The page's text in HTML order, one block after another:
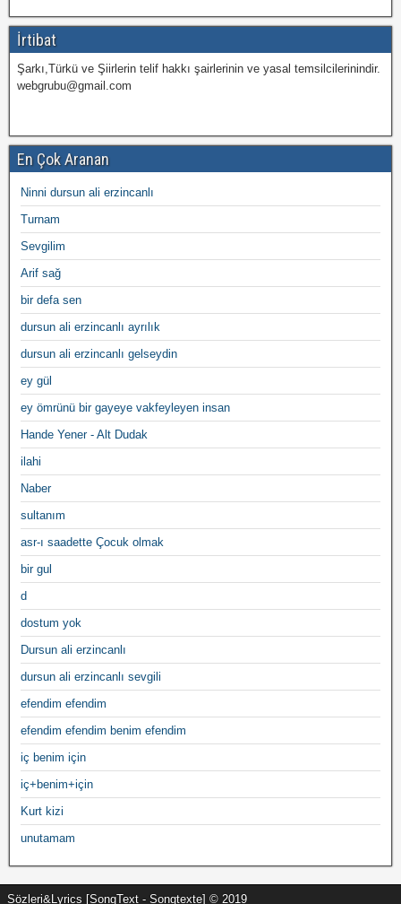
İrtibat
Şarkı,Türkü ve Şiirlerin telif hakkı şairlerinin ve yasal temsilcilerinindir.
webgrubu@gmail.com
En Çok Aranan
Ninni dursun ali erzincanlı
Turnam
Sevgilim
Arif sağ
bir defa sen
dursun ali erzincanlı ayrılık
dursun ali erzincanlı gelseydin
ey gül
ey ömrünü bir gayeye vakfeyleyen insan
Hande Yener - Alt Dudak
ilahi
Naber
sultanım
asr-ı saadette Çocuk olmak
bir gul
d
dostum yok
Dursun ali erzincanlı
dursun ali erzincanlı sevgili
efendim efendim
efendim efendim benim efendim
iç benim için
iç+benim+için
Kurt kizi
unutamam
Sözleri&Lyrics [SongText - Songtexte] © 2019